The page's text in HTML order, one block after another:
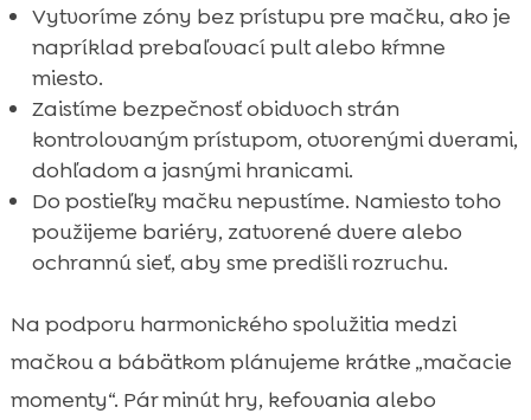
Vytvoríme zóny bez prístupu pre mačku, ako je
napríklad prebaľovací pult alebo kŕmne
miesto.
Zaistíme bezpečnosť obidvoch strán
kontrolovaným prístupom, otvorenými dverami,
dohľadom a jasnými hranicami.
Do postieľky mačku nepustíme. Namiesto toho
použijeme bariéry, zatvorené dvere alebo
ochrannú sieť, aby sme predišli rozruchu.
Na podporu harmonického spolužitia medzi
mačkou a bábätkom plánujeme krátke „mačacie
momenty“. Pár minút hry, kefovania alebo